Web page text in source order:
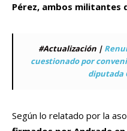
Pérez, ambos militantes
#Actualización |
cuestionado por
diputada
Según lo relatado por la